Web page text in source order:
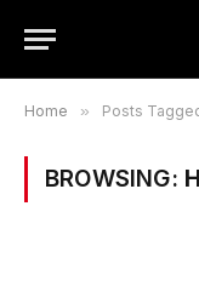
Home » Posts
BROWSING: